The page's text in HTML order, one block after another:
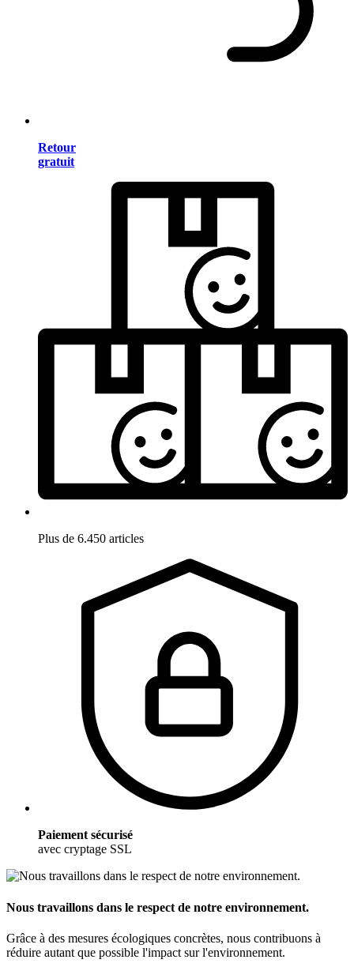
Retour
gratuit
Plus de 6.450 articles
Paiement sécurisé
avec cryptage SSL
Nous travaillons dans le respect de notre environnement.
Grâce à des mesures écologiques concrètes, nous contribuons à
réduire autant que possible l'impact sur l'environnement.